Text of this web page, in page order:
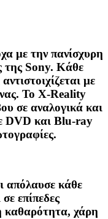
με την πανίσχυρη
της Sony. Κάθε
με
Το X-Reality
σε αναλογικά και
DVD και Blu-ray
απόλαυσε κάθε
επίπεδες
καθαρότητα, χάρη